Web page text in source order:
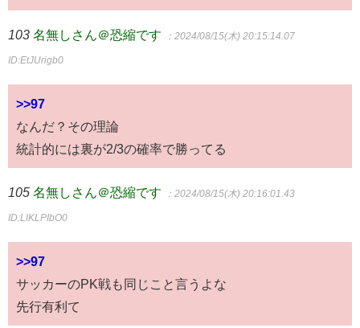
103 名無しさん＠恐縮です ：2024/08/15(木) 20:15:14.07
ID:EtJUrigb0
>>97
なんだ？その理論
統計的には裏が2/3の確率で勝ってる
105 名無しさん＠恐縮です ：2024/08/15(木) 20:16:01.43
ID:LlKLPIbO0
>>97
サッカーのPK戦も同じこと言うよな
先行有利て